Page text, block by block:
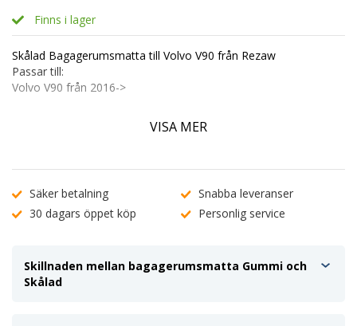
Finns i lager
Skålad Bagagerumsmatta till Volvo V90 från Rezaw
Passar till:
Volvo V90 från 2016->
Modellanpassad bagagerumsmatta med en kant på 4-5cm
Kant på alla fyra sidor av mattan.
syntetisk gummi på den räfflade ytan för att ge ett unikt
halkskydd.
Perfekt passform.
Styv men flexibel.
VISA MER
Säker betalning
Snabba leveranser
30 dagars öppet köp
Personlig service
Skillnaden mellan bagagerumsmatta Gummi och
Skålad